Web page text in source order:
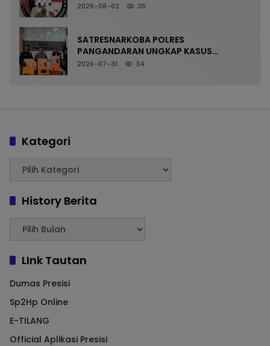
2026-08-02 35
SATRESNARKOBA POLRES
PANGANDARAN UNGKAP KASUS
NARKOTIKA MELALUI PRESS RELEASE
2026-07-31 34
Kategori
History Berita
LInk Tautan
Dumas Presisi
Sp2Hp Online
E-TILANG
Official Aplikasi Presisi